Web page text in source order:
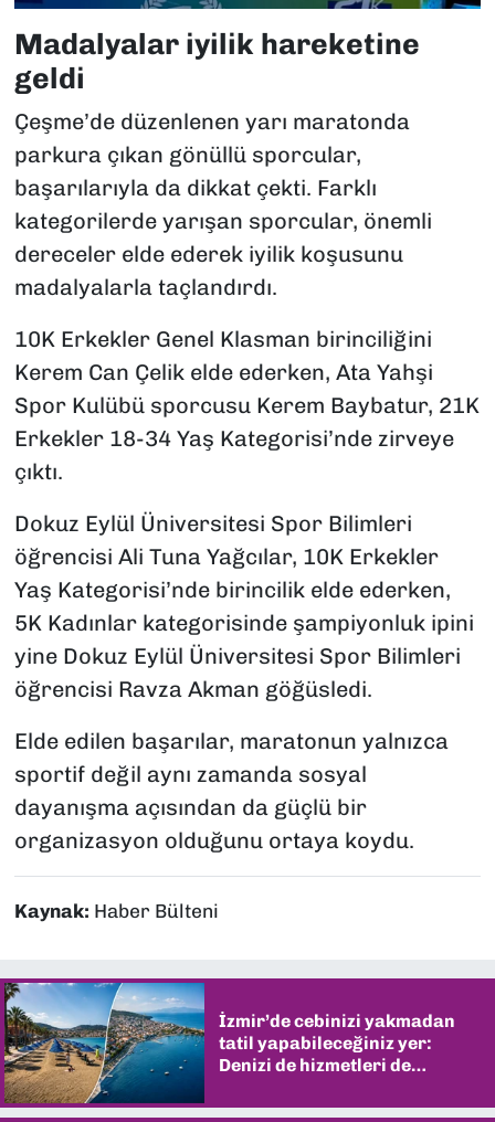
Madalyalar iyilik hareketine
geldi
Çeşme’de düzenlenen yarı maratonda
parkura çıkan gönüllü sporcular,
başarılarıyla da dikkat çekti. Farklı
kategorilerde yarışan sporcular, önemli
dereceler elde ederek iyilik koşusunu
madalyalarla taçlandırdı.
10K Erkekler Genel Klasman birinciliğini
Kerem Can Çelik elde ederken, Ata Yahşi
Spor Kulübü sporcusu Kerem Baybatur, 21K
Erkekler 18-34 Yaş Kategorisi’nde zirveye
çıktı.
Dokuz Eylül Üniversitesi Spor Bilimleri
öğrencisi Ali Tuna Yağcılar, 10K Erkekler
Yaş Kategorisi’nde birincilik elde ederken,
5K Kadınlar kategorisinde şampiyonluk ipini
yine Dokuz Eylül Üniversitesi Spor Bilimleri
öğrencisi Ravza Akman göğüsledi.
Elde edilen başarılar, maratonun yalnızca
sportif değil aynı zamanda sosyal
dayanışma açısından da güçlü bir
organizasyon olduğunu ortaya koydu.
Kaynak: Haber Bülteni
İzmir’de cebinizi yakmadan
tatil yapabileceğiniz yer:
Denizi de hizmetleri de